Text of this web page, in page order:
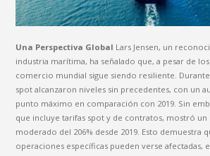
Una Perspectiva Global Lars Jensen, un
industria marítima, ha señalado que, a pesar de
comercio mundial sigue siendo resiliente.
spot alcanzaron niveles sin precedentes, con un
punto máximo en comparación con 2019. Sin
que incluye tarifas spot y de contratos, mostró
moderado del 206% desde 2019. Esto demuestra
operaciones específicas pueden verse afectadas,